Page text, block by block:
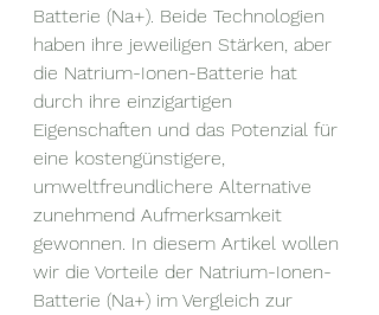
Batterie (Na+). Beide Technologien
haben ihre jeweiligen Stärken, aber
die Natrium-Ionen-Batterie hat
durch ihre einzigartigen
Eigenschaften und das Potenzial für
eine kostengünstigere,
umweltfreundlichere Alternative
zunehmend Aufmerksamkeit
gewonnen. In diesem Artikel wollen
wir die Vorteile der Natrium-Ionen-
Batterie (Na+) im Vergleich zur